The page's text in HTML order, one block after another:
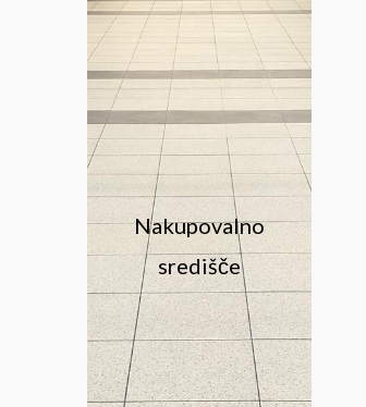
Nakupovalno
središče